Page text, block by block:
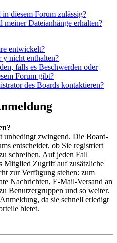
diesem Forum zulässig?
Dateianhänge erhalten?
entwickelt?
y nicht enthalten?
falls es Beschwerden oder
Forum gibt?
des Boards kontaktieren?
unbedingt zwingend. Die Board-
entscheidet, ob Sie registriert
schreiben. Auf jeden Fall
Mitglied Zugriff auf zusätzliche
zur Verfügung stehen: zum
Nachrichten, E-Mail-Versand an
Benutzergruppen und so weiter.
da sie schnell erledigt
bietet.